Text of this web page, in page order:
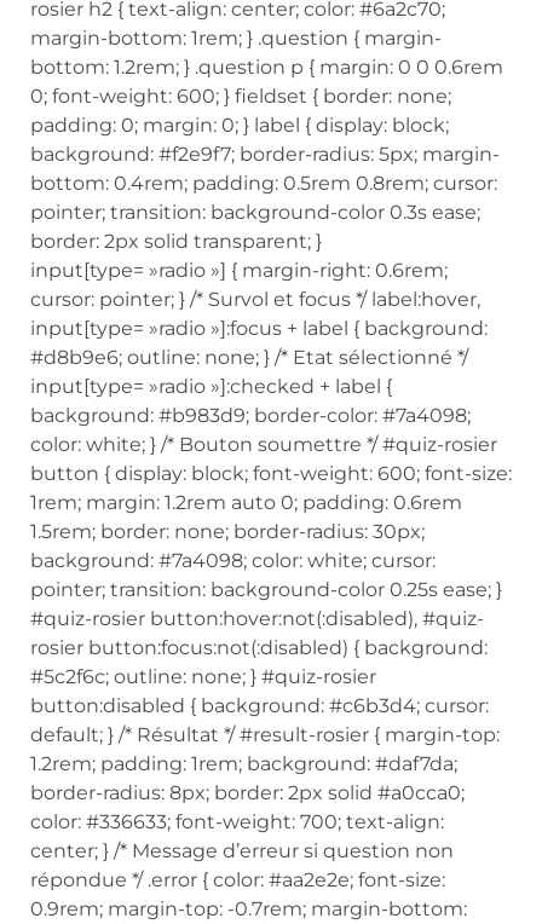
rosier h2 { text-align: center; color: #6a2c70;
margin-bottom: 1rem; } .question { margin-
bottom: 1.2rem; } .question p { margin: 0 0 0.6rem
0; font-weight: 600; } fieldset { border: none;
padding: 0; margin: 0; } label { display: block;
background: #f2e9f7; border-radius: 5px; margin-
bottom: 0.4rem; padding: 0.5rem 0.8rem; cursor:
pointer; transition: background-color 0.3s ease;
border: 2px solid transparent; }
input[type= »radio »] { margin-right: 0.6rem;
cursor: pointer; } /* Survol et focus */ label:hover,
input[type= »radio »]:focus + label { background:
#d8b9e6; outline: none; } /* Etat sélectionné */
input[type= »radio »]:checked + label {
background: #b983d9; border-color: #7a4098;
color: white; } /* Bouton soumettre */ #quiz-rosier
button { display: block; font-weight: 600; font-size:
1rem; margin: 1.2rem auto 0; padding: 0.6rem
1.5rem; border: none; border-radius: 30px;
background: #7a4098; color: white; cursor:
pointer; transition: background-color 0.25s ease; }
#quiz-rosier button:hover:not(:disabled), #quiz-
rosier button:focus:not(:disabled) { background:
#5c2f6c; outline: none; } #quiz-rosier
button:disabled { background: #c6b3d4; cursor:
default; } /* Résultat */ #result-rosier { margin-top:
1.2rem; padding: 1rem; background: #daf7da;
border-radius: 8px; border: 2px solid #a0cca0;
color: #336633; font-weight: 700; text-align:
center; } /* Message d’erreur si question non
répondue */ .error { color: #aa2e2e; font-size:
0.9rem; margin-top: -0.7rem; margin-bottom: